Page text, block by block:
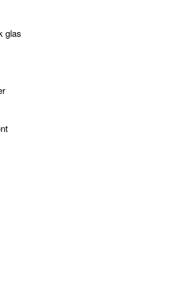
glas